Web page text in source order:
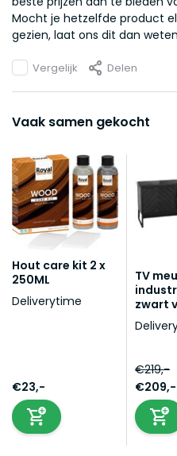
Mocht je hetzelfde product
gezien, laat ons dit dan
Vergelijk Delen
Vaak samen gekocht
Hout care kit 2 x
250ML
Deliverytime
€23,-
TV
zwart
€219,-
€209,-